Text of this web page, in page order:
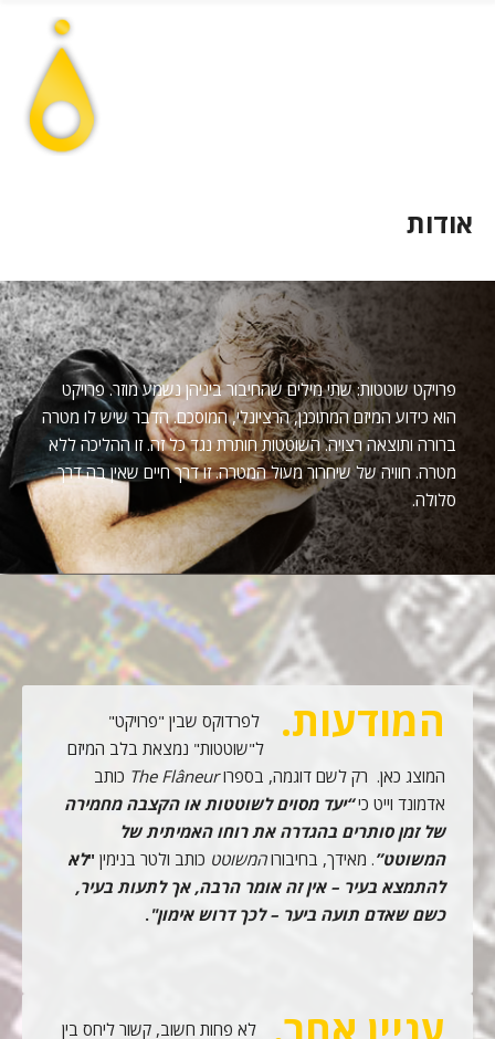
אודות
פרויקט שוטטות: שתי מילים שהחיבור ביניהן נשמע מוזר. פרויקט
הוא כידוע המיזם המתוכנן, הרציונלי, המוסכם. הדבר שיש לו מטרה
ברורה ותוצאה רצויה. השוטטות חותרת נגד כל זה. זו ההליכה ללא
מטרה. חוויה של שיחרור מעול המטרה. זו דרך חיים שאין בה דרך
סלולה.
המודעות.
לפרדוקס שבין "פרויקט"
ל"שוטטות" נמצאת בלב המיזם
המוצג כאן. רק לשם דוגמה, בספרוThe Flâneur כותב
אדמונד וייט כי“יעד מסוים לשוטטות או הקצבה מחמירה
של זמן סותרים בהגדרה את רוחו האמיתית של
המשוטט”. מאידך, בחיבורוהמשוטט כותב ולטר בנימין "לא
להתמצא בעיר – אין זה אומר הרבה, אך לתעות בעיר,
כשם שאדם תועה ביער – לכך דרוש אימון"
.
לא פחות חשוב, קשור ליחס בין